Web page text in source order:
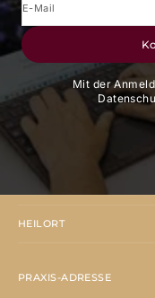
E-Mail
Mit der
ANGEBOTE
HEILORT
PRAXIS-ADRESSE